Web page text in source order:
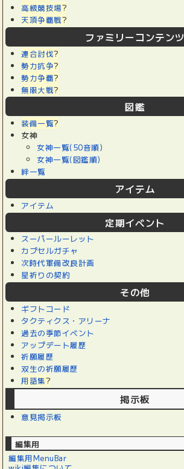
高級競技場?
天頂争覇戦?
ファミリーコンテンツ
連合討伐?
勢力抗争?
勢力争覇?
無限大戦?
図鑑
装備一覧?
女神
女神一覧(50音順)
女神一覧(図鑑順)
絆一覧
アイテム
アイテム
定期イベント
スーパールーレット
カプセルガチャ
次時代軍備改良計画
星祈りの契約
その他
ギフトコード
タクティクス・アリーナ
過去の季節イベント
アップデート履歴
祈願履歴
双生の祈願履歴
用語集?
掲示板
意見掲示板
編集用
編集用MenuBar